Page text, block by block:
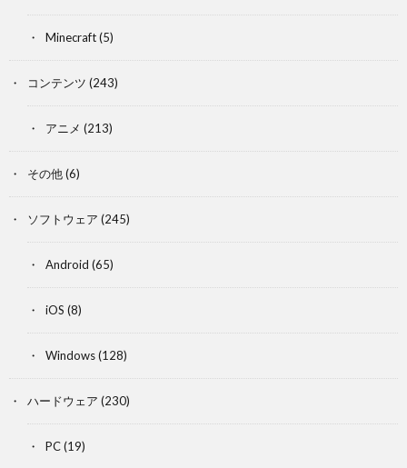
Minecraft(5)
コンテンツ (243)
アニメ (213)
その他(6)
ソフトウェア (245)
Android (65)
iOS (8)
Windows(128)
ハードウェア (230)
PC(19)